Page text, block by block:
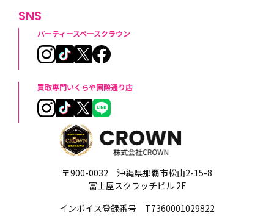
〒900-0032 沖縄県那覇市松山2-15-8
富士屋スクラッチビル 2F
インボイス登録番号 T7360001029822
SNS
パーティースペースクラウン
買取専門いくらや国際通り店